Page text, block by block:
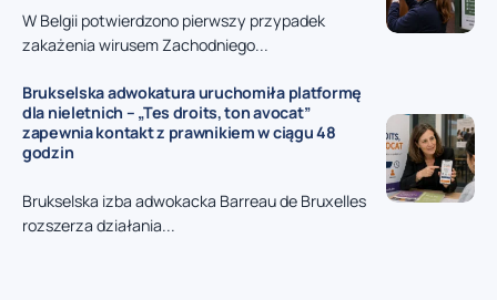
W Belgii potwierdzono pierwszy przypadek
zakażenia wirusem Zachodniego...
Brukselska adwokatura uruchomiła platformę
dla nieletnich – „Tes droits, ton avocat”
zapewnia kontakt z prawnikiem w ciągu 48
godzin
Brukselska izba adwokacka Barreau de Bruxelles
rozszerza działania...